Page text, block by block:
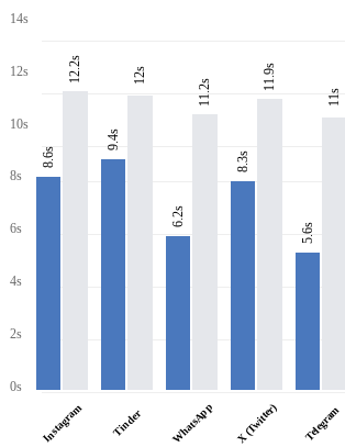
14s
12s
10s
8s
6s
4s
2s
0s
8.6s
12.2s
Instagram
9.4s
12s
Tinder
6.2s
11.2s
WhatsApp
8.3s
11.9s
X (Twitter)
5.6s
11s
Telegram